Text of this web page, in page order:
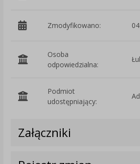
Zmodyfikowano:
Osoba
odpowiedzialna:
Podmiot
udostępniający:
Załączniki